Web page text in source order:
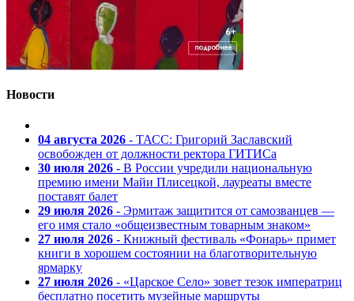
Новости
04 августа 2026 - ТАСС: Григорий Заславский
освобожден от должности ректора ГИТИСа
30 июля 2026 - В России учредили национальную
премию имени Майи Плисецкой, лауреаты вместе
поставят балет
29 июля 2026 - Эрмитаж защитится от самозванцев —
его имя стало «общеизвестным товарным знаком»
27 июля 2026 - Книжный фестиваль «Фонарь» примет
книги в хорошем состоянии на благотворительную
ярмарку
27 июля 2026 - «Царское Село» зовет тезок императриц
бесплатно посетить музейные маршруты